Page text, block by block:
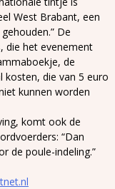
West Brabant, een
De
die het evenement
de
kosten, die van 5 euro
kunnen worden
komt ook de
“Dan
de poule-indeling.”